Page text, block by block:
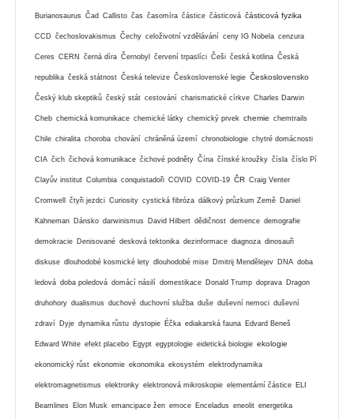
Burianosaurus Čad Callisto čas časomíra částice částicová částicová fyzika
CCD čechoslovakismus Čechy celoživotní vzdělávání ceny IG Nobela cenzura
Ceres CERN černá díra Černobyl červení trpaslíci Češi česká kotlina Česká
republika česká státnost Česká televize Československé legie Československo
Český klub skeptiků český stát cestování charismatické církve Charles Darwin
Cheb chemická komunikace chemické látky chemický prvek chemie chemtrails
Chile chiralita choroba chování chráněná území chronobiologie chytré domácnosti
CIA čich čichová komunikace čichové podněty Čína čínské kroužky čísla číslo Pí
Clayův institut Columbia conquistadoři COVID COVID-19 ČR Craig Venter
Cromwell čtyři jezdci Curiosity cystická fibróza dálkový průzkum Země Daniel
Kahneman Dánsko darwinismus David Hilbert dědičnost demence demografie
demokracie Denisované desková tektonika dezinformace diagnoza dinosauři
diskuse dlouhodobé kosmické lety dlouhodobé mise Dmitrij Mendělejev DNA doba
ledová doba poledová domácí násilí domestikace Donald Trump doprava Dragon
druhohory dualismus duchové duchovní služba duše duševní nemoci duševní
zdraví Dyje dynamika růstu dystopie Éčka ediakarská fauna Edvard Beneš
Edward White efekt placebo Egypt egyptologie eidetická biologie ekologie
ekonomický růst ekonomie ekonomika ekosystém elektrodynamika
elektromagnetismus elektronky elektronová mikroskopie elementární částice ELI
Beamlines Elon Musk emancipace žen emoce Enceladus eneolit energetika